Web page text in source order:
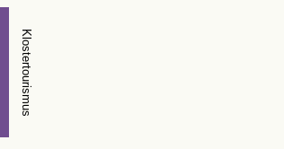
Klostertourismus